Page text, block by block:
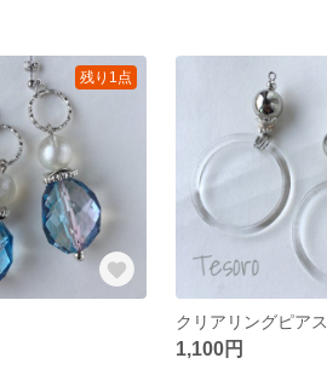
残り1点
クリアリングピアス
1,100円